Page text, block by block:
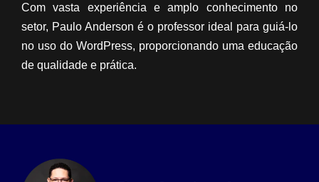
Com vasta experiência e amplo conhecimento no
setor, Paulo Anderson é o professor ideal para guiá-lo
no uso do WordPress, proporcionando uma educação
de qualidade e prática.